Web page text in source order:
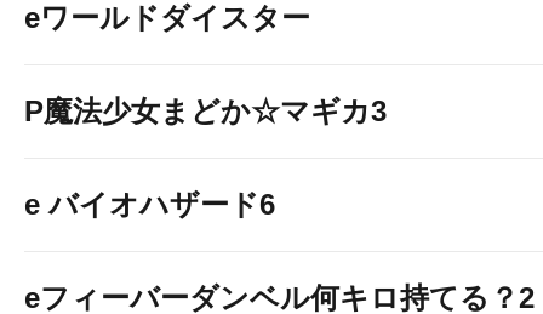
eワールドダイスター
P魔法少女まどか☆マギカ3
e バイオハザード6
eフィーバーダンベル何キロ持てる？2